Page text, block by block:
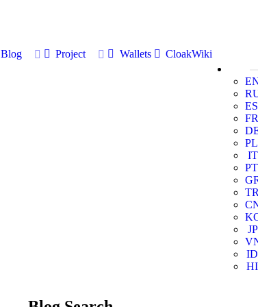
Blog Project Wallets
CloakWiki
ES
FR
PL
IT
PT
JP
ID
HI